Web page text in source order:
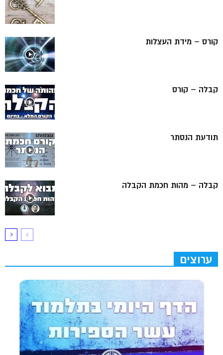
קורס – מידת העצלות
קבלה – קורס
תודעת הנסתר
קבלה – מהות חכמת הקבלה
ערוצים